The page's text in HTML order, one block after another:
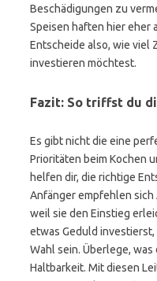
Beschädigungen zu
Speisen haften hier eher
Entscheide also, wie viel
investieren möchtest.
Fazit: So triffst du
Es gibt nicht die eine
Prioritäten beim Kochen
helfen dir, die richtige
Anfänger empfehlen sich
weil sie den Einstieg
etwas Geduld
Wahl sein. Überlege,
Haltbarkeit. Mit diesen